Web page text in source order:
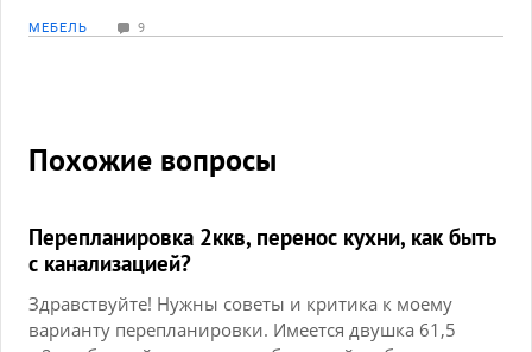
МЕБЕЛЬ 9
Похожие вопросы
Перепланировка 2ккв, перенос кухни, как быть
с канализацией?
Здравствуйте! Нужны советы и критика к моему
варианту перепланировки. Имеется двушка 61,5